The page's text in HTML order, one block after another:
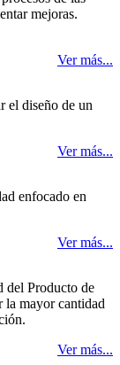
mejoras.
Ver más...
el diseño de un
Ver más...
enfocado en
Ver más...
del Producto de
mayor cantidad
Ver más...